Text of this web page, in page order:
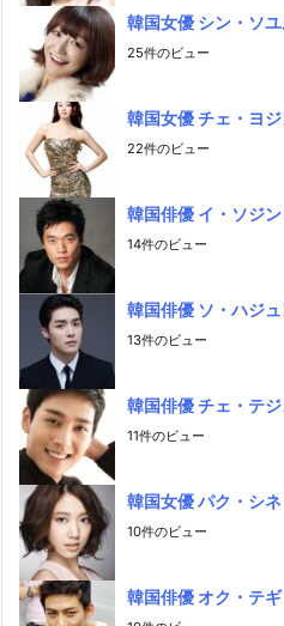
韓国女優 シン・ソ
25件のビュー
韓国女優 チェ・ヨ
22件のビュー
韓国俳優 イ・ソジ
14件のビュー
韓国俳優 ソ・ハジ
13件のビュー
韓国俳優 チェ・テ
11件のビュー
韓国女優 パク・シ
10件のビュー
韓国俳優 オク・テ